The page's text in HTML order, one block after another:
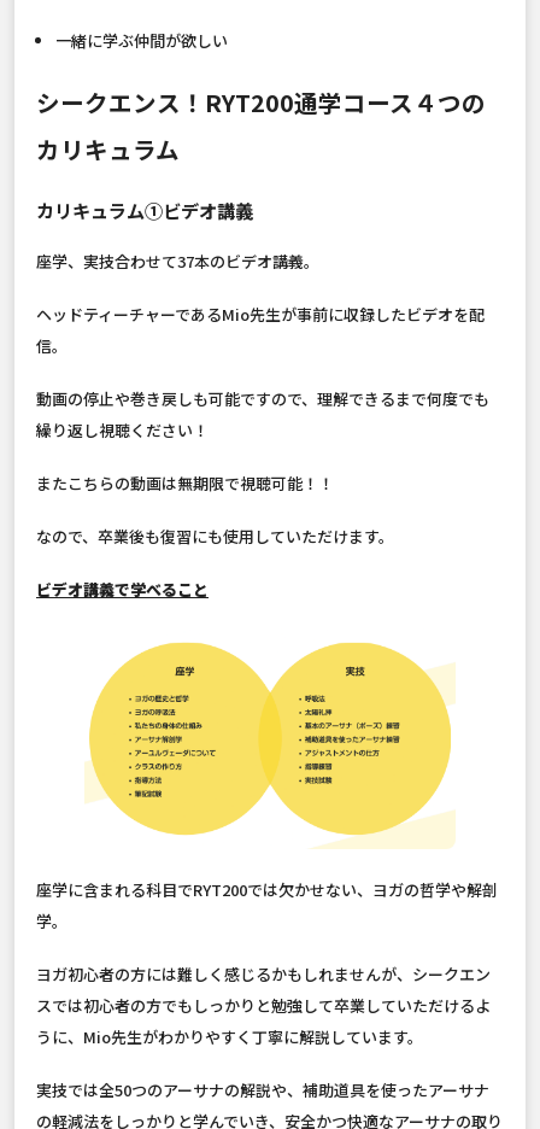
一緒に学ぶ仲間が欲しい
シークエンス！RYT200通学コース４つの
カリキュラム
カリキュラム①ビデオ講義
座学、実技合わせて37本のビデオ講義。
ヘッドティーチャーであるMio先生が事前に収録したビデオを配
信。
動画の停止や巻き戻しも可能ですので、理解できるまで何度でも
繰り返し視聴ください！
またこちらの動画は無期限で視聴可能！！
なので、卒業後も復習にも使用していただけます。
ビデオ講義で学べること
座学に含まれる科目でRYT200では欠かせない、ヨガの哲学や解剖
学。
ヨガ初心者の方には難しく感じるかもしれませんが、シークエン
スでは初心者の方でもしっかりと勉強して卒業していただけるよ
うに、Mio先生がわかりやすく丁寧に解説しています。
実技では全50つのアーサナの解説や、補助道具を使ったアーサナ
の軽減法をしっかりと学んでいき、安全かつ快適なアーサナの取り